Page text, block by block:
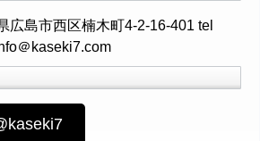
広島市西区楠木町4-2-16-401 tel
＠kaseki7.com